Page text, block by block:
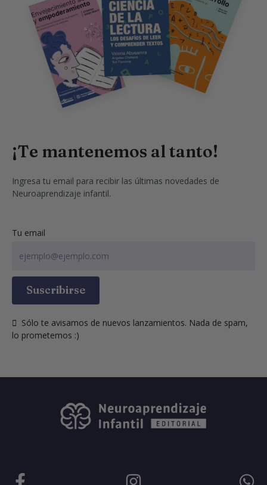
¡Te mantenemos al tanto!
Ingresa tu email para recibir las últimas novedades de
Neuroaprendizaje infantil.
Tu email
Suscribirse
  Sólo te avisamos de nuevos lanzamientos. Nada de spam,
lo prometemos :)